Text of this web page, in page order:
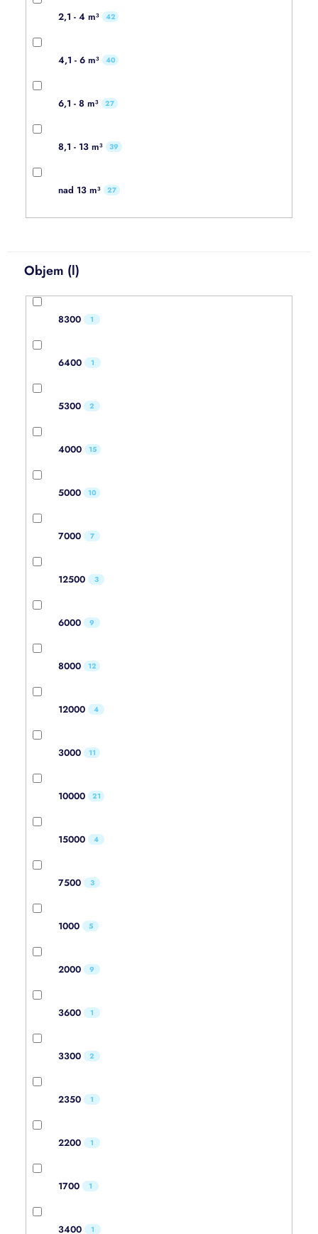
2,1 - 4 m³ 42
4,1 - 6 m³ 40
6,1 - 8 m³ 27
8,1 - 13 m³ 39
nad 13 m³ 27
Objem (l)
8300 1
6400 1
5300 2
4000 15
5000 10
7000 7
12500 3
6000 9
8000 12
12000 4
3000 11
10000 21
15000 4
7500 3
1000 5
2000 9
3600 1
3300 2
2350 1
2200 1
1700 1
3400 1